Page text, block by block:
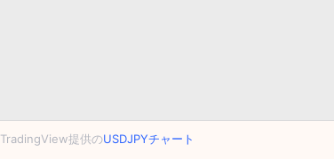
TradingView提供のUSDJPYチャート